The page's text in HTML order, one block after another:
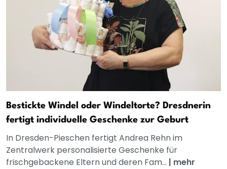
Bestickte Windel oder Windeltorte? Dresdnerin
fertigt individuelle Geschenke zur Geburt
In Dresden-Pieschen fertigt Andrea Rehn im
Zentralwerk personalisierte Geschenke für
frischgebackene Eltern und deren Fam... | mehr